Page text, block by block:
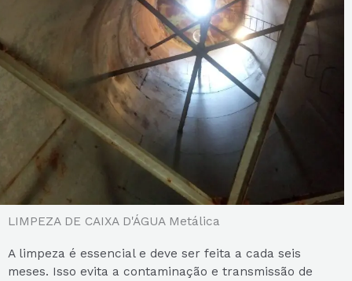
LIMPEZA DE CAIXA D'ÁGUA Metálica
A limpeza é essencial e deve ser feita a cada seis
meses. Isso evita a contaminação e transmissão de